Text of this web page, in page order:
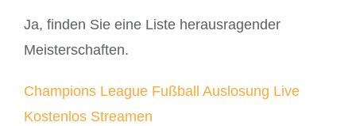
Ja, finden Sie eine Liste herausragender
Meisterschaften.
Champions League Fußball Auslosung Live
Kostenlos Streamen